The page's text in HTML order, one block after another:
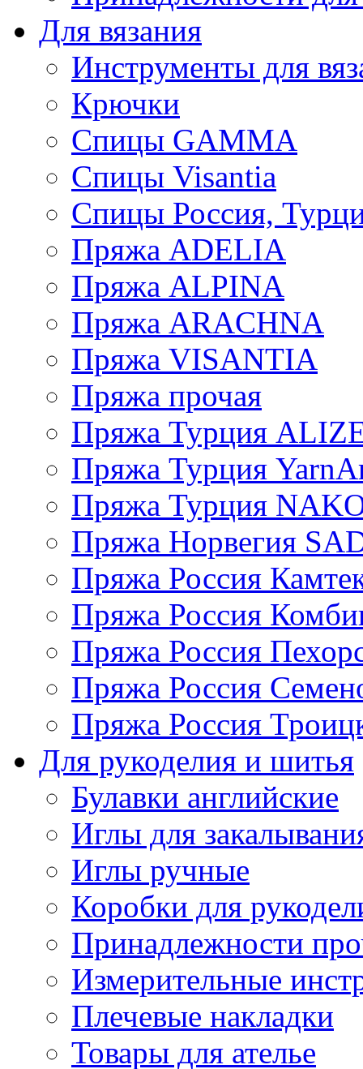
Для вязания
Инструменты для
Крючки
Спицы GAMMA
Спицы Visantia
Спицы Россия,
Пряжа ADELIA
Пряжа ALPINA
Пряжа ARACHNA
Пряжа VISANTIA
Пряжа прочая
Пряжа Турция
Пряжа Турция
Пряжа Турция
Пряжа Норвегия
Пряжа Россия
Пряжа Россия
Пряжа Россия
Пряжа Россия
Пряжа Россия
Для рукоделия и шитья
Булавки английские
Иглы для
Иглы ручные
Коробки для
Принадлежности
Измерительные
Плечевые накладки
Товары для ателье